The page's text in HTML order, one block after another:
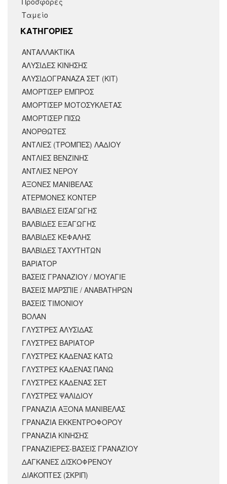
Ταμείο
KΑΤΗΓΟΡΙΕΣ
ΑΝΤΑΛΛΑΚΤΙΚΆ
ΑΛΥΣΙΔΕΣ ΚΙΝΗΣΗΣ
ΑΛΥΣΙΔΟΓΡΑΝΑΖΑ ΣΕΤ (ΚΙΤ)
ΑΜΟΡΤΙΣΕΡ ΕΜΠΡΟΣ
ΑΜΟΡΤΙΣΈΡ ΜΟΤΟΣΥΚΛΈΤΑΣ
ΑΜΟΡΤΙΣΕΡ ΠΙΣΩ
ΑΝΟΡΘΩΤΕΣ
ΑΝΤΛΙΕΣ (ΤΡΟΜΠΕΣ) ΛΑΔΙΟΥ
ΑΝΤΛΙΕΣ ΒΕΝΖΙΝΗΣ
ΑΝΤΛΙΕΣ ΝΕΡΟΥ
ΑΞΟΝΕΣ ΜΑΝΙΒΕΛΑΣ
ΑΤΕΡΜΟΝΕΣ ΚΟΝΤΕΡ
ΒΑΛΒΙΔΕΣ ΕΙΣΑΓΩΓΗΣ
ΒΑΛΒΙΔΕΣ ΕΞΑΓΩΓΗΣ
ΒΑΛΒΙΔΕΣ ΚΕΦΑΛΗΣ
ΒΑΛΒΙΔΕΣ ΤΑΧΥΤΗΤΩΝ
ΒΑΡΙΑΤΟΡ
ΒΑΣΕΙΣ ΓΡΑΝΑΖΙΟΥ / ΜΟΥΑΓΙΕ
ΒΑΣΕΙΣ ΜΑΡΣΠΙΕ / ΑΝΑΒΑΤΗΡΩΝ
ΒΑΣΕΙΣ ΤΙΜΟΝΙΟΥ
ΒΟΛΑΝ
ΓΛΥΣΤΡΕΣ ΑΛΥΣΙΔΑΣ
ΓΛΥΣΤΡΕΣ ΒΑΡΙΑΤΟΡ
ΓΛΥΣΤΡΕΣ ΚΑΔΕΝΑΣ ΚΑΤΩ
ΓΛΥΣΤΡΕΣ ΚΑΔΕΝΑΣ ΠΑΝΩ
ΓΛΥΣΤΡΕΣ ΚΑΔΕΝΑΣ ΣΕΤ
ΓΛΥΣΤΡΕΣ ΨΑΛΙΔΙΟΥ
ΓΡΑΝΑΖΙΑ ΑΞΟΝΑ ΜΑΝΙΒΕΛΑΣ
ΓΡΑΝΑΖΙΑ ΕΚΚΕΝΤΡΟΦΟΡΟΥ
ΓΡΑΝΑΖΙΑ ΚΙΝΗΣΗΣ
ΓΡΑΝΑΖΙΕΡΕΣ-ΒΑΣΕΙΣ ΓΡΑΝΑΖΙΟΥ
ΔΑΓΚΑΝΕΣ ΔΙΣΚΟΦΡΕΝΟΥ
ΔΙΑΚΟΠΤΕΣ (ΣΚΡΙΠ)